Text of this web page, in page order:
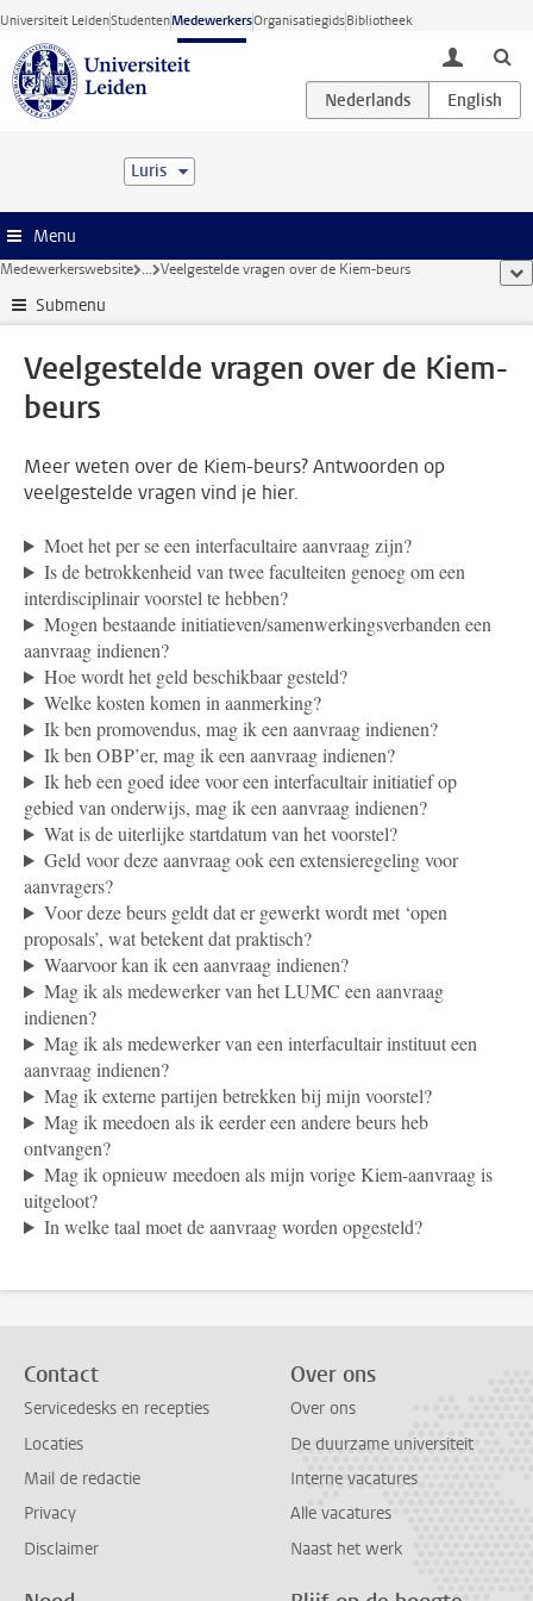
Ga direct naar de inhoud
Universiteit LeidenStudentenMedewerkersOrganisatiegidsBibliotheek
toggle
Luris
Menu
Medewerkerswebsite ... Veelgestelde vragen over de Kiem-beurs
Submenu
Veelgestelde vragen over de Kiem-
beurs
Meer weten over de Kiem-beurs? Antwoorden op
veelgestelde vragen vind je hier.
Moet het per se een interfacultaire aanvraag zijn?
Is de betrokkenheid van twee faculteiten genoeg om een
interdisciplinair voorstel te hebben?
Mogen bestaande initiatieven/samenwerkingsverbanden een
aanvraag indienen?
Hoe wordt het geld beschikbaar gesteld?
Welke kosten komen in aanmerking?
Ik ben promovendus, mag ik een aanvraag indienen?
Ik ben OBP’er, mag ik een aanvraag indienen?
Ik heb een goed idee voor een interfacultair initiatief op
gebied van onderwijs, mag ik een aanvraag indienen?
Wat is de uiterlijke startdatum van het voorstel?
Geld voor deze aanvraag ook een extensieregeling voor
aanvragers?
Voor deze beurs geldt dat er gewerkt wordt met ‘open
proposals’, wat betekent dat praktisch?
Waarvoor kan ik een aanvraag indienen?
Mag ik als medewerker van het LUMC een aanvraag
indienen?
Mag ik als medewerker van een interfacultair instituut een
aanvraag indienen?
Mag ik externe partijen betrekken bij mijn voorstel?
Mag ik meedoen als ik eerder een andere beurs heb
ontvangen?
Mag ik opnieuw meedoen als mijn vorige Kiem-aanvraag is
uitgeloot?
In welke taal moet de aanvraag worden opgesteld?
Contact
Servicedesks en recepties
Locaties
Mail de redactie
Privacy
Disclaimer
Over ons
Over ons
De duurzame universiteit
Interne vacatures
Alle vacatures
Naast het werk